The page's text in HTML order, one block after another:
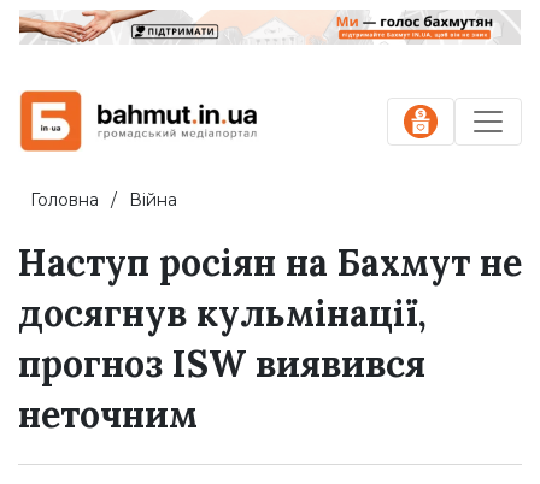
Головна Війна
Наступ росіян на Бахмут не
досягнув кульмінації,
прогноз ISW виявився
неточним